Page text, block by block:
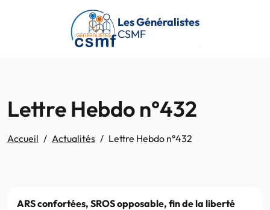
Passer au contenu principal
Les Généralistes
CSMF
Lettre Hebdo n°432
Accueil Actualités Lettre Hebdo n°432
ARS confortées, SROS opposable, fin de la liberté